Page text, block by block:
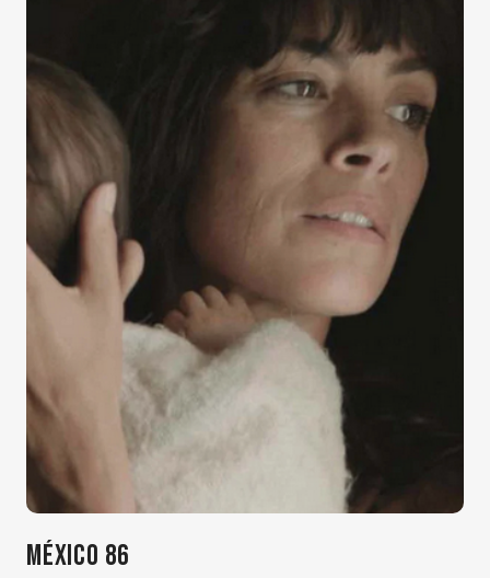
MÉXICO 86